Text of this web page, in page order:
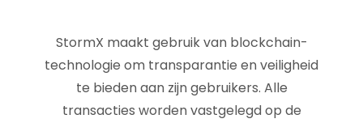
StormX maakt gebruik van blockchain-
technologie om transparantie en veiligheid
te bieden aan zijn gebruikers. Alle
transacties worden vastgelegd op de